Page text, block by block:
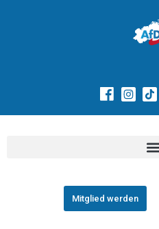
Mitglied werden